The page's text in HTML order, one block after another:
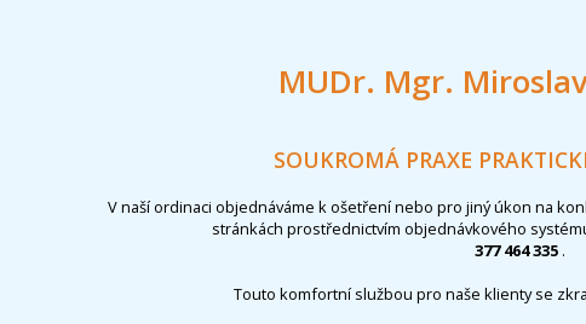
MUDr. Mgr.
SOUKROMÁ PRAXE
V naší ordinaci objednáváme k ošetření nebo pro jiný úkon na
stránkách prostřednictvím objednávkového
377 464 335 .
Touto komfortní službou pro naše klienty se